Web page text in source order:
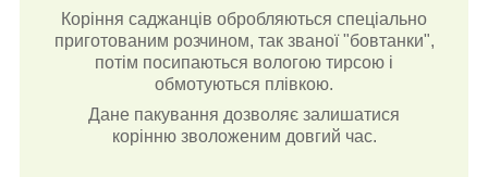
Коріння саджанців обробляються спеціально
приготованим розчином, так званої "бовтанки",
потім посипаються вологою тирсою і
обмотуються плівкою.
Дане пакування дозволяє залишатися
корінню зволоженим довгий час.